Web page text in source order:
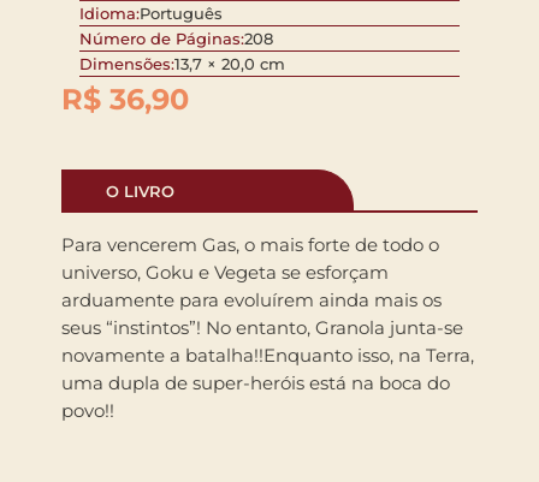
Idioma:Português
Número de Páginas:208
Dimensões:13,7 × 20,0 cm
R$ 36,90
O LIVRO
Para vencerem Gas, o mais forte de todo o
universo, Goku e Vegeta se esforçam
arduamente para evoluírem ainda mais os
seus “instintos”! No entanto, Granola junta-se
novamente a batalha!!Enquanto isso, na Terra,
uma dupla de super-heróis está na boca do
povo!!